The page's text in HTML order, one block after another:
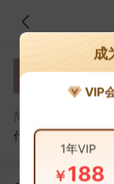
刘 刘英
简介：
刘英，中
代表人
成
VIP
1年VIP
￥188